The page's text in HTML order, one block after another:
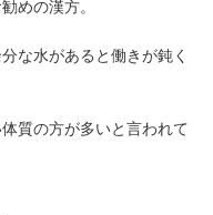
めの漢方。
な水があると働きが鈍く
質の方が多いと言われて